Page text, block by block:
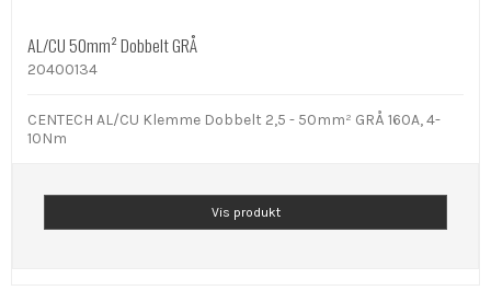
AL/CU 50mm² Dobbelt GRÅ
20400134
CENTECH AL/CU Klemme Dobbelt 2,5 - 50mm² GRÅ 160A, 4-
10Nm
Vis produkt